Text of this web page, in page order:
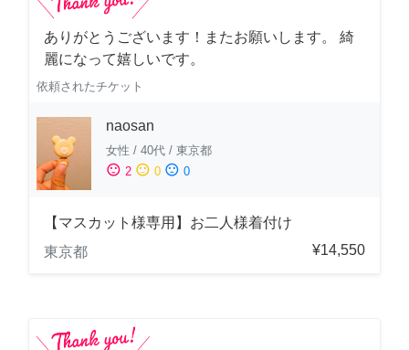
ありがとうございます！またお願いします。 綺
麗になって嬉しいです。
依頼されたチケット
naosan
女性 / 40代 / 東京都
sentiment_satisfied 2 sentiment_neutral 0 sentiment_dissatisfied 0
【マスカット様専用】お二人様着付け
東京都
¥14,550